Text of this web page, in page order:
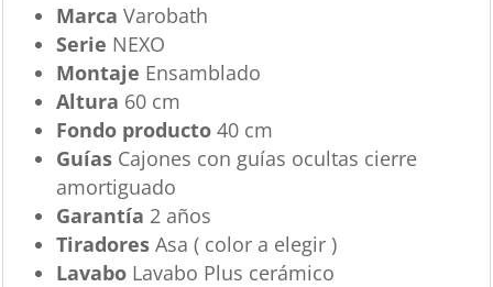
MarcaVarobath
Serie NEXO
Montaje Ensamblado
Altura 60 cm
Fondo producto40 cm
Guías Cajones con guías ocultas cierre
amortiguado
Garantía 2 años
TiradoresAsa ( color a elegir )
Lavabo Lavabo Plus cerámico